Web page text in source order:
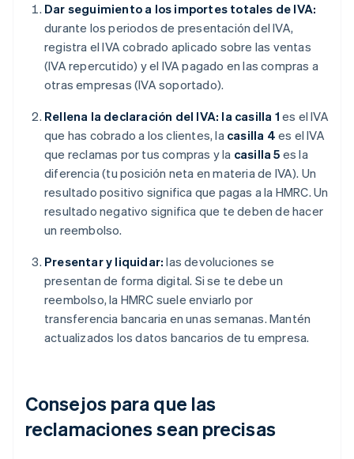
Dar seguimiento a los importes totales de IVA:
durante los periodos de presentación del IVA,
registra el IVA cobrado aplicado sobre las ventas
(IVA repercutido) y el IVA pagado en las compras a
otras empresas (IVA soportado).
Rellena la declaración del IVA: la casilla 1 es el IVA
que has cobrado a los clientes, la casilla 4 es el IVA
que reclamas por tus compras y la casilla 5 es la
diferencia (tu posición neta en materia de IVA). Un
resultado positivo significa que pagas a la HMRC. Un
resultado negativo significa que te deben de hacer
un reembolso.
Presentar y liquidar: las devoluciones se
presentan de forma digital. Si se te debe un
reembolso, la HMRC suele enviarlo por
transferencia bancaria en unas semanas. Mantén
actualizados los datos bancarios de tu empresa.
Consejos para que las
reclamaciones sean precisas